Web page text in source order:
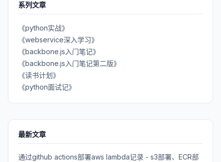
系列文章
《python实战》
《webservice深入学习》
《backbone.js入门笔记》
《backbone.js入门笔记第二版》
《读书计划》
《python面试记》
最新文章
通过github actions部署aws lambda记录 - s3部署、ECR部